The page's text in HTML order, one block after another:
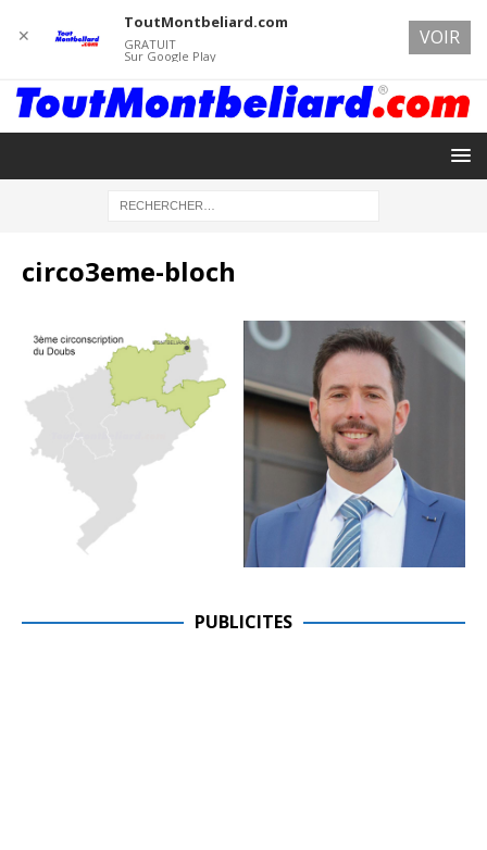
circo3eme-bloch
PUBLICITES
✕
ToutMontbeliard.com
GRATUIT
Sur Google Play
VOIR